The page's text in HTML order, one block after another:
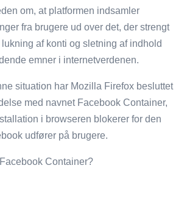
om, at platformen indsamler
fra brugere ud over det, der strengt
af konti og sletning af indhold
emner i internetverdenen.
situation har Mozilla Firefox besluttet
med navnet Facebook Container,
i browseren blokerer for den
udfører på brugere.
Container?